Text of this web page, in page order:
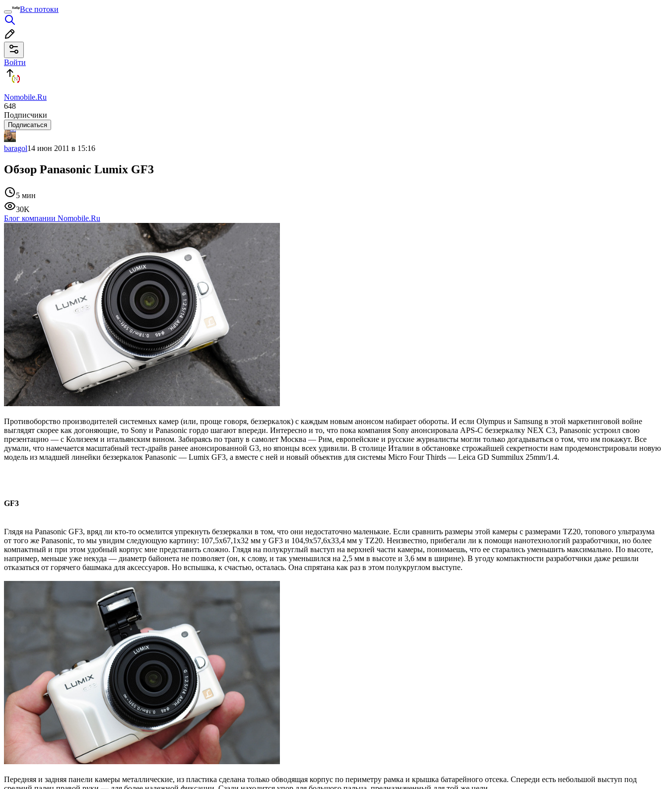
Все потоки
Войти
Nomobile.Ru
648
Подписчики
Подписаться
baragol14 июн 2011 в 15:16
Обзор Panasonic Lumix GF3
5 мин
30K
Блог компании Nomobile.Ru
Противоборство производителей системных камер (или, проще говоря, беззеркалок) с каждым новым анонсом набирает обороты. И если Olympus и Samsung в этой маркетинговой войне
выглядят скорее как догоняющие, то Sony и Panasonic гордо шагают впереди. Интересно и то, что пока компания Sony анонсировала APS-C беззеркалку NEX C3, Panasonic устроил свою
презентацию — с Колизеем и итальянским вином. Забираясь по трапу в самолет Москва — Рим, европейские и русские журналисты могли только догадываться о том, что им покажут. Все
думали, что намечается масштабный тест-драйв ранее анонсированной G3, но японцы всех удивили. В столице Италии в обстановке строжайшей секретности нам продемонстрировали новую
модель из младшей линейки беззеркалок Panasonic — Lumix GF3, а вместе с ней и новый объектив для системы Micro Four Thirds — Leica GD Summilux 25mm/1.4.
GF3
Глядя на Panasonic GF3, вряд ли кто-то осмелится упрекнуть беззеркалки в том, что они недостаточно маленькие. Если сравнить размеры этой камеры с размерами TZ20, топового ультразума
от того же Panasonic, то мы увидим следующую картину: 107,5х67,1х32 мм у GF3 и 104,9х57,6х33,4 мм у TZ20. Неизвестно, прибегали ли к помощи нанотехнологий разработчики, но более
компактный и при этом удобный корпус мне представить сложно. Глядя на полукруглый выступ на верхней части камеры, понимаешь, что ее старались уменьшить максимально. По высоте,
например, меньше уже некуда — диаметр байонета не позволяет (он, к слову, и так уменьшился на 2,5 мм в высоте и 3,6 мм в ширине). В угоду компактности разработчики даже решили
отказаться от горячего башмака для аксессуаров. Но вспышка, к счастью, осталась. Она спрятана как раз в этом полукруглом выступе.
Передняя и задняя панели камеры металлические, из пластика сделана только обводящая корпус по периметру рамка и крышка батарейного отсека. Спереди есть небольшой выступ под